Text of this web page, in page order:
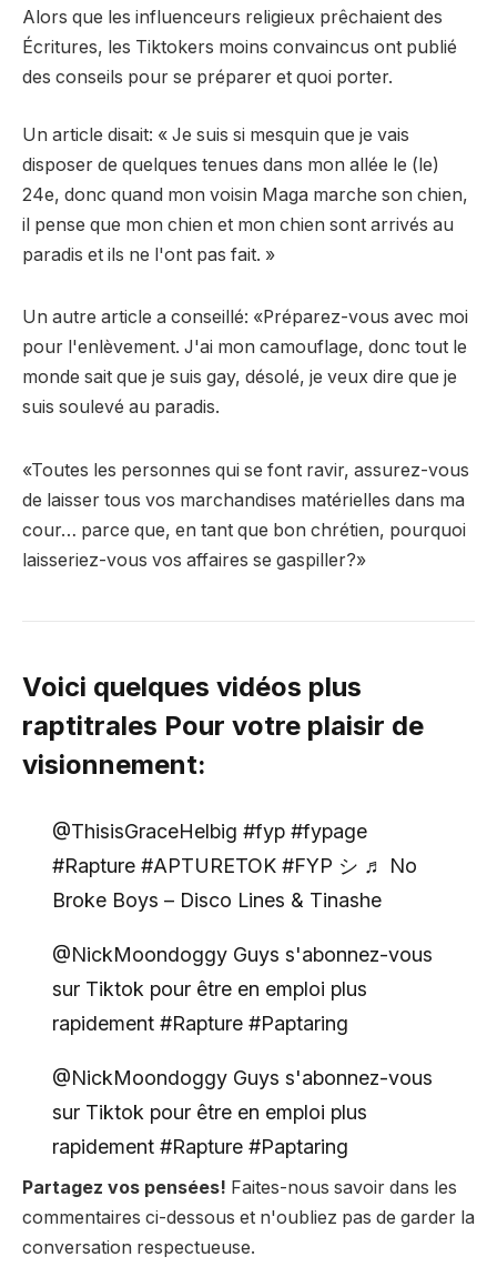
Alors que les influenceurs religieux prêchaient des
Écritures, les Tiktokers moins convaincus ont publié
des conseils pour se préparer et quoi porter.
Un article disait: « Je suis si mesquin que je vais
disposer de quelques tenues dans mon allée le (le)
24e, donc quand mon voisin Maga marche son chien,
il pense que mon chien et mon chien sont arrivés au
paradis et ils ne l'ont pas fait. »
Un autre article a conseillé: «Préparez-vous avec moi
pour l'enlèvement. J'ai mon camouflage, donc tout le
monde sait que je suis gay, désolé, je veux dire que je
suis soulevé au paradis.
«Toutes les personnes qui se font ravir, assurez-vous
de laisser tous vos marchandises matérielles dans ma
cour… parce que, en tant que bon chrétien, pourquoi
laisseriez-vous vos affaires se gaspiller?»
Voici quelques vidéos plus
raptitrales Pour votre plaisir de
visionnement:
@ThisisGraceHelbig #fyp #fypage
#Rapture #APTURETOK #FYP シ ♬ No
Broke Boys – Disco Lines & Tinashe
@NickMoondoggy Guys s'abonnez-vous
sur Tiktok pour être en emploi plus
rapidement #Rapture #Paptaring
@NickMoondoggy Guys s'abonnez-vous
sur Tiktok pour être en emploi plus
rapidement #Rapture #Paptaring
Partagez vos pensées! Faites-nous savoir dans les
commentaires ci-dessous et n'oubliez pas de garder la
conversation respectueuse.